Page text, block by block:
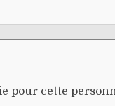
pour cette